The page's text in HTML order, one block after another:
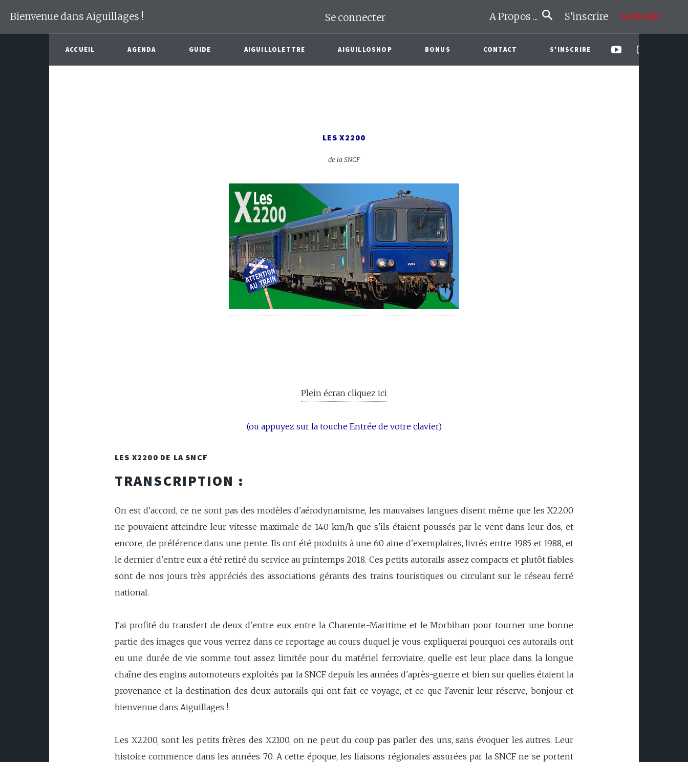
Bienvenue dans Aiguillages ! Se connecter A Propos ... S'inscrire Soutenir
ACCUEIL AGENDA GUIDE AIGUILLOLETTRE AIGUILLOSHOP BONUS CONTACT S'INSCRIRE
LES X2200
de la SNCF
Plein écran cliquez ici
(ou appuyez sur la touche Entrée de votre clavier)
LES X2200 DE LA SNCF
TRANSCRIPTION :
On est d'accord, ce ne sont pas des modèles d'aérodynamisme, les mauvaises langues disent même que les X2200
ne pouvaient atteindre leur vitesse maximale de 140 km/h que s'ils étaient poussés par le vent dans leur dos, et
encore, de préférence dans une pente. Ils ont été produits à une 60 aine d'exemplaires, livrés entre 1985 et 1988, et
le dernier d'entre eux a été retiré du service au printemps 2018. Ces petits autorails assez compacts et plutôt fiables
sont de nos jours très appréciés des associations gérants des trains touristiques ou circulant sur le réseau ferré
national.
J'ai profité du transfert de deux d'entre eux entre la Charente-Maritime et le Morbihan pour tourner une bonne
partie des images que vous verrez dans ce reportage au cours duquel je vous expliquerai pourquoi ces autorails ont
eu une durée de vie somme tout assez limitée pour du matériel ferroviaire, quelle est leur place dans la longue
chaîne des engins automoteurs exploités par la SNCF depuis les années d'après-guerre et bien sur quelles étaient la
provenance et la destination des deux autorails qui ont fait ce voyage, et ce que l'avenir leur réserve, bonjour et
bienvenue dans Aiguillages !
Les X2200, sont les petits frères des X2100, on ne peut du coup pas parler des uns, sans évoquer les autres. Leur
histoire commence dans les années 70. A cette époque, les liaisons régionales assurées par la SNCF ne se portent